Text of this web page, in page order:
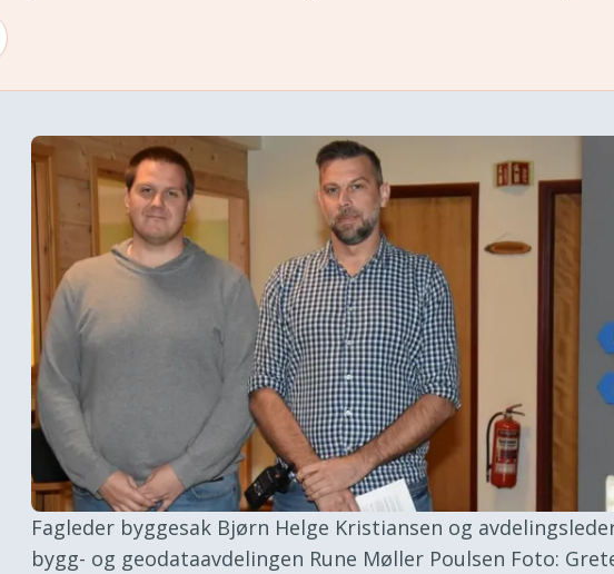
Fagleder byggesak Bjørn Helge Kristiansen og
bygg- og geodataavdelingen Rune Møller Poulsen Foto: